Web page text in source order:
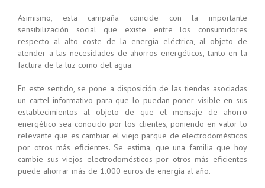
Asimismo, esta campaña coincide con la importante
sensibilización social que existe entre los consumidores
respecto al alto coste de la energía eléctrica, al objeto de
atender a las necesidades de ahorros energéticos, tanto en la
factura de la luz como del agua.
En este sentido, se pone a disposición de las tiendas asociadas
un cartel informativo para que lo puedan poner visible en sus
establecimientos al objeto de que el mensaje de ahorro
energético sea conocido por los clientes, poniendo en valor lo
relevante que es cambiar el viejo parque de electrodomésticos
por otros más eficientes. Se estima, que una familia que hoy
cambie sus viejos electrodomésticos por otros más eficientes
puede ahorrar más de 1.000 euros de energía al año.